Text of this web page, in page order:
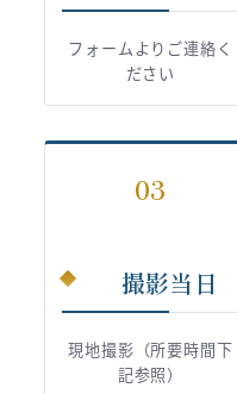
フォームよりご連絡く
ださい
03
撮影当日
現地撮影（所要時間下
記参照）